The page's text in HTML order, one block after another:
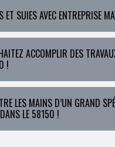
SUIES AVEC ENTREPRISE
ACCOMPLIR DES
!
LES MAINS D’UN GRAND
LE 58150 !